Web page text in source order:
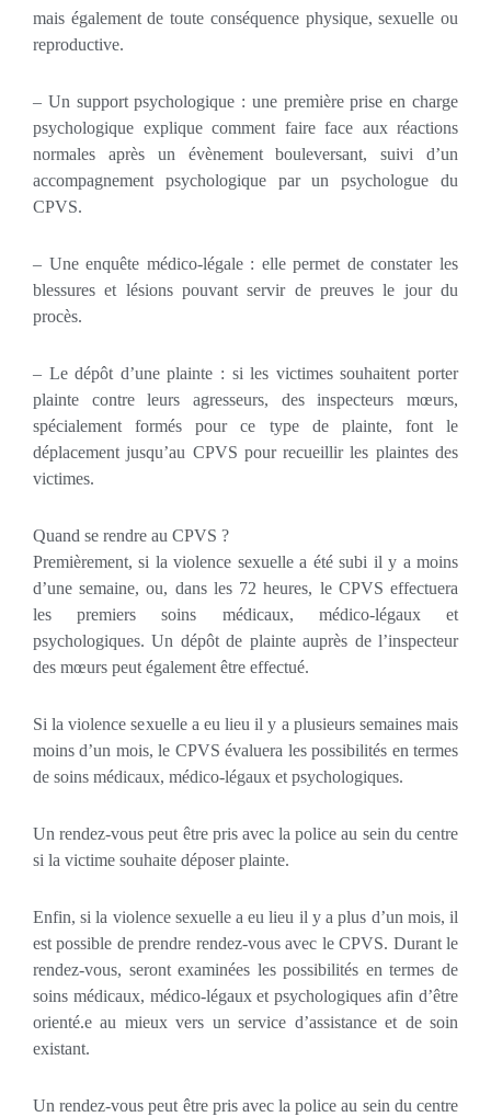
mais également de toute conséquence physique, sexuelle ou
reproductive.
– Un support psychologique : une première prise en charge
psychologique explique comment faire face aux réactions
normales après un évènement bouleversant, suivi d’un
accompagnement psychologique par un psychologue du
CPVS.
– Une enquête médico-légale : elle permet de constater les
blessures et lésions pouvant servir de preuves le jour du
procès.
– Le dépôt d’une plainte : si les victimes souhaitent porter
plainte contre leurs agresseurs, des inspecteurs mœurs,
spécialement formés pour ce type de plainte, font le
déplacement jusqu’au CPVS pour recueillir les plaintes des
victimes.
Quand se rendre au CPVS ?
Premièrement, si la violence sexuelle a été subi il y a moins
d’une semaine, ou, dans les 72 heures, le CPVS effectuera
les premiers soins médicaux, médico-légaux et
psychologiques. Un dépôt de plainte auprès de l’inspecteur
des mœurs peut également être effectué.
Si la violence sexuelle a eu lieu il y a plusieurs semaines mais
moins d’un mois, le CPVS évaluera les possibilités en termes
de soins médicaux, médico-légaux et psychologiques.
Un rendez-vous peut être pris avec la police au sein du centre
si la victime souhaite déposer plainte.
Enfin, si la violence sexuelle a eu lieu il y a plus d’un mois, il
est possible de prendre rendez-vous avec le CPVS. Durant le
rendez-vous, seront examinées les possibilités en termes de
soins médicaux, médico-légaux et psychologiques afin d’être
orienté.e au mieux vers un service d’assistance et de soin
existant.
Un rendez-vous peut être pris avec la police au sein du centre